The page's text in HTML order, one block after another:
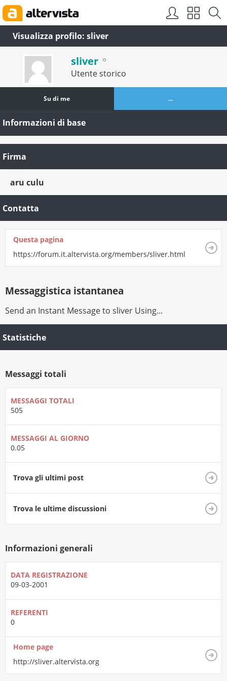
Visualizza profilo: sliver
sliver
Utente storico
Su di me ...
Informazioni di base
Firma
aru culu
Contatta
Questa pagina
https://forum.it.altervista.org/members/sliver.html
Messaggistica istantanea
Send an Instant Message to sliver Using...
Statistiche
Messaggi totali
MESSAGGI TOTALI
505
MESSAGGI AL GIORNO
0.05
Trova gli ultimi post
Trova le ultime discussioni
Informazioni generali
DATA REGISTRAZIONE
09-03-2001
REFERENTI
0
Home page
http://sliver.altervista.org